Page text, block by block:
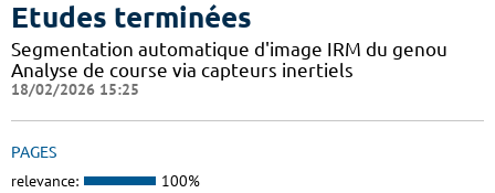
Etudes terminées
Segmentation automatique d'image IRM du genou
Analyse de course via capteurs inertiels
18/02/2026 15:25
PAGES
relevance: 100%